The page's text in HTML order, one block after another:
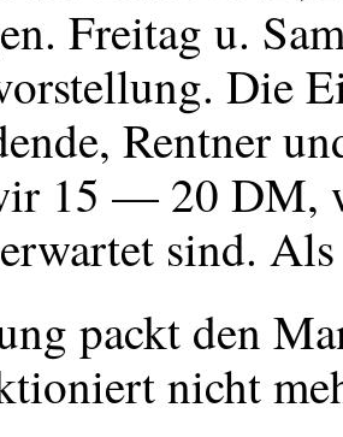
Freitag u.
Die
Rentner
15 — 20 DM,
sind.
packt den
nicht